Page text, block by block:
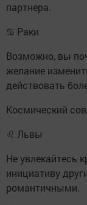
партнера.
♋ Раки
Возможно, вы
желание
действовать
Космический
♌ Львы
Не увлекайтесь
инициативу
романтичными.